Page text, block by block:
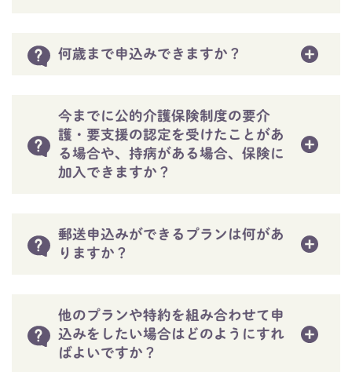
何歳まで申込みできますか？
今までに公的介護保険制度の要介
護・要支援の認定を受けたことがあ
る場合や、持病がある場合、保険に
加入できますか？
郵送申込みができるプランは何があ
りますか？
他のプランや特約を組み合わせて申
込みをしたい場合はどのようにすれ
ばよいですか？